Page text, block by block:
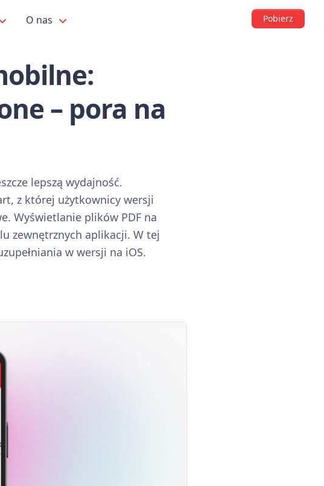
O nas Pobierz
– pora na
lepszą wydajność.
z której użytkownicy wersji
Wyświetlanie plików PDF na
zewnętrznych aplikacji. W tej
w wersji na iOS.